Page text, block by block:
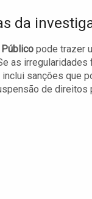
da
pode trazer
as
sanções que
de